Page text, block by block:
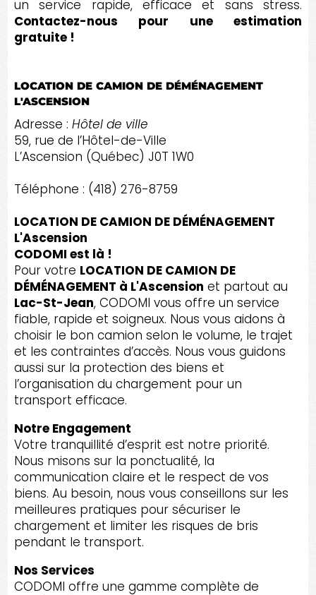
un service rapide, efficace et sans stress.
Contactez-nous pour une estimation
gratuite !
LOCATION DE CAMION DE DÉMÉNAGEMENT
L'ASCENSION
Adresse : Hôtel de ville
59, rue de l’Hôtel-de-Ville
L’Ascension (Québec) J0T 1W0
Téléphone : (418) 276-8759
LOCATION DE CAMION DE DÉMÉNAGEMENT
L'Ascension
CODOMI est là !
Pour votre LOCATION DE CAMION DE
DÉMÉNAGEMENT à L'Ascension et partout au
Lac-St-Jean, CODOMI vous offre un service
fiable, rapide et soigneux. Nous vous aidons à
choisir le bon camion selon le volume, le trajet
et les contraintes d’accès. Nous vous guidons
aussi sur la protection des biens et
l’organisation du chargement pour un
transport efficace.
Notre Engagement
Votre tranquillité d’esprit est notre priorité.
Nous misons sur la ponctualité, la
communication claire et le respect de vos
biens. Au besoin, nous vous conseillons sur les
meilleures pratiques pour sécuriser le
chargement et limiter les risques de bris
pendant le transport.
Nos Services
CODOMI offre une gamme complète de